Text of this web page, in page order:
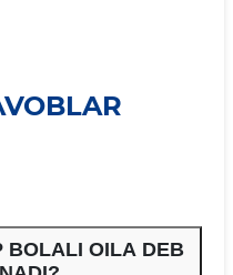
BOLALI OILA DEB